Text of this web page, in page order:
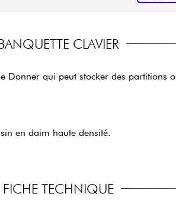
CLAVIER
qui peut stocker des partitions
en daim haute densité.
FICHE TECHNIQUE